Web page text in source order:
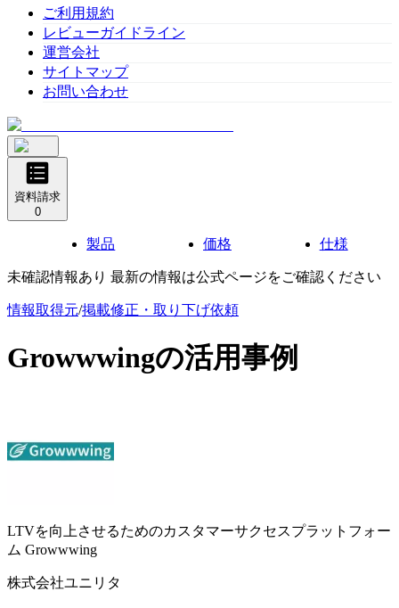
ご利用規約
レビューガイドライン
運営会社
サイトマップ
お問い合わせ
資料請求
0
製品 価格 仕様
未確認情報あり 最新の情報は公式ページをご確認ください
情報取得元/掲載修正・取り下げ依頼
Growwwingの活用事例
LTVを向上させるためのカスタマーサクセスプラットフォー
ム Growwwing
株式会社ユニリタ